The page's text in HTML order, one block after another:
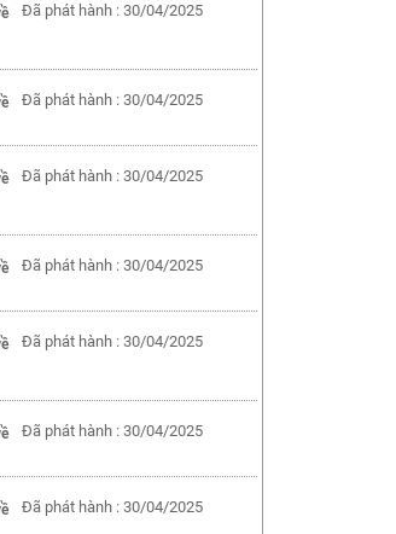
Đã phát hành : 30/04/2025
Đã phát hành : 30/04/2025
Đã phát hành : 30/04/2025
Đã phát hành : 30/04/2025
Đã phát hành : 30/04/2025
Đã phát hành : 30/04/2025
Đã phát hành : 30/04/2025